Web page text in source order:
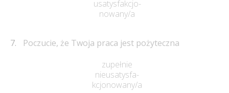
usatysfakcjo-
nowany/a
Poczucie, że Twoja praca jest pożyteczna
zupełnie
nieusatysfa-
kcjonowany/a